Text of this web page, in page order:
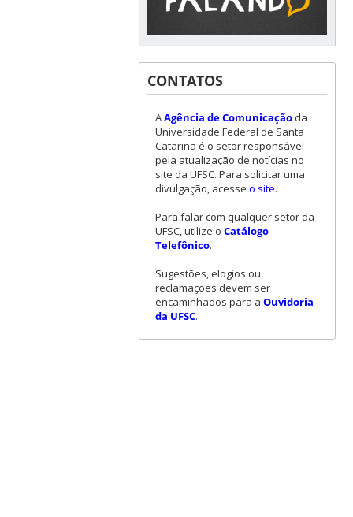
CONTATOS
AAgência de Comunicaçãoda
Universidade Federal de Santa
Catarina é o setor responsável
pela atualização de notícias no
site da UFSC. Para solicitar uma
divulgação, acesse o site.
Para falar com qualquer setor da
UFSC, utilize o Catálogo
Telefônico.
Sugestões, elogios ou
reclamações devem ser
encaminhados para a Ouvidoria
da UFSC.